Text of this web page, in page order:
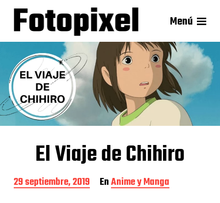
Menú
El Viaje de Chihiro
F
e
29 septiembre, 2019 EnAnime y Manga